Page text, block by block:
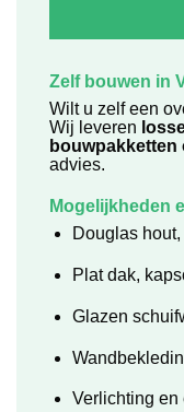
Zelf bouwen in
Wilt u zelf een
Wij leveren
bouwpakketten
advies.
Mogelijkheden
Douglas
Plat dak,
Glazen
Verlichting en